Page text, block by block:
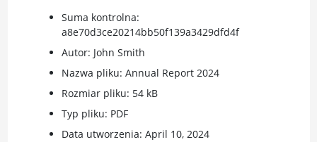
Suma kontrolna:
a8e70d3ce20214bb50f139a3429dfd4f
Autor: John Smith
Nazwa pliku: Annual Report 2024
Rozmiar pliku: 54 kB
Typ pliku: PDF
Data utworzenia: April 10, 2024